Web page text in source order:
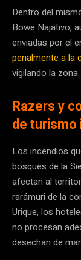
Dentro del
Bowe Najativo,
enviadas por el
penalmente a la
vigilando la zona.
Razers y
de turismo
Los incendios
bosques de la
afectan al
rarámuri de la
Urique, los
no procesan
desechan de